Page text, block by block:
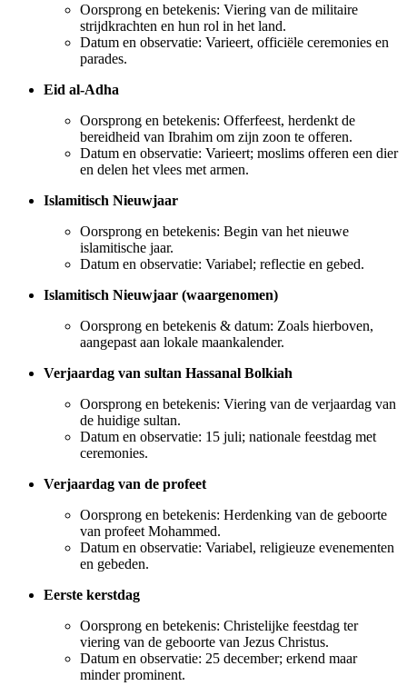
Oorsprong en betekenis: Viering van de militaire
strijdkrachten en hun rol in het land.
Datum en observatie: Varieert, officiële ceremonies en
parades.
Eid al-Adha
Oorsprong en betekenis: Offerfeest, herdenkt de
bereidheid van Ibrahim om zijn zoon te offeren.
Datum en observatie: Varieert; moslims offeren een dier
en delen het vlees met armen.
Islamitisch Nieuwjaar
Oorsprong en betekenis: Begin van het nieuwe
islamitische jaar.
Datum en observatie: Variabel; reflectie en gebed.
Islamitisch Nieuwjaar (waargenomen)
Oorsprong en betekenis & datum: Zoals hierboven,
aangepast aan lokale maankalender.
Verjaardag van sultan Hassanal Bolkiah
Oorsprong en betekenis: Viering van de verjaardag van
de huidige sultan.
Datum en observatie: 15 juli; nationale feestdag met
ceremonies.
Verjaardag van de profeet
Oorsprong en betekenis: Herdenking van de geboorte
van profeet Mohammed.
Datum en observatie: Variabel, religieuze evenementen
en gebeden.
Eerste kerstdag
Oorsprong en betekenis: Christelijke feestdag ter
viering van de geboorte van Jezus Christus.
Datum en observatie: 25 december; erkend maar
minder prominent.